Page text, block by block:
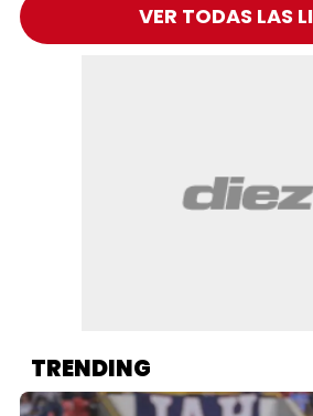
VER TODAS LAS
TRENDING